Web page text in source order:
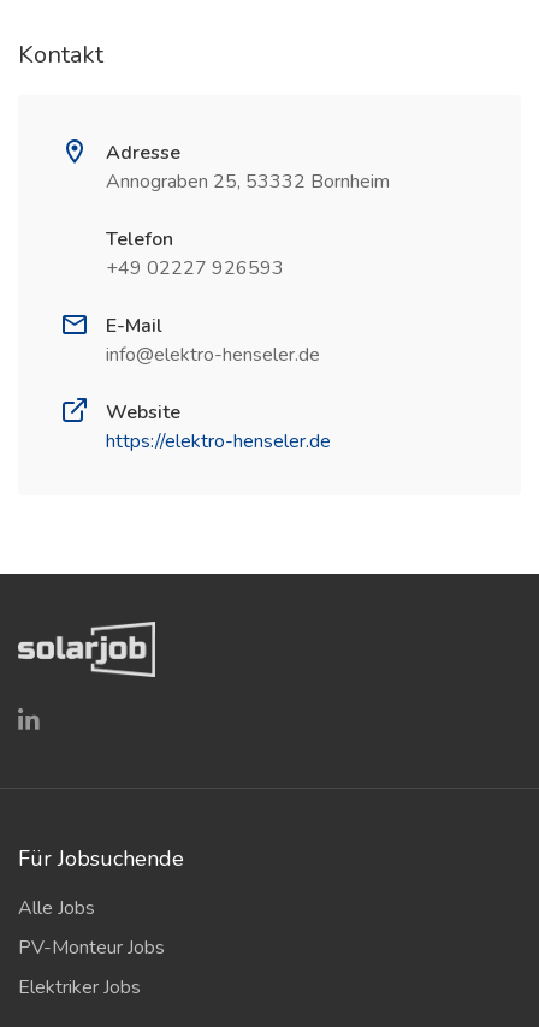
Kontakt
Adresse
Annograben 25, 53332 Bornheim
Telefon
+49 02227 926593
E-Mail
info@elektro-henseler.de
Website
https://elektro-henseler.de
Für Jobsuchende
Alle Jobs
PV-Monteur Jobs
Elektriker Jobs